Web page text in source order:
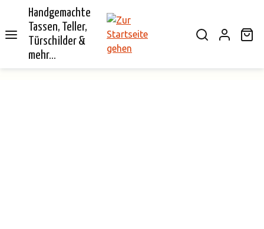
springen
Handgemachte
Tassen, Teller,
Türschilder &
mehr...